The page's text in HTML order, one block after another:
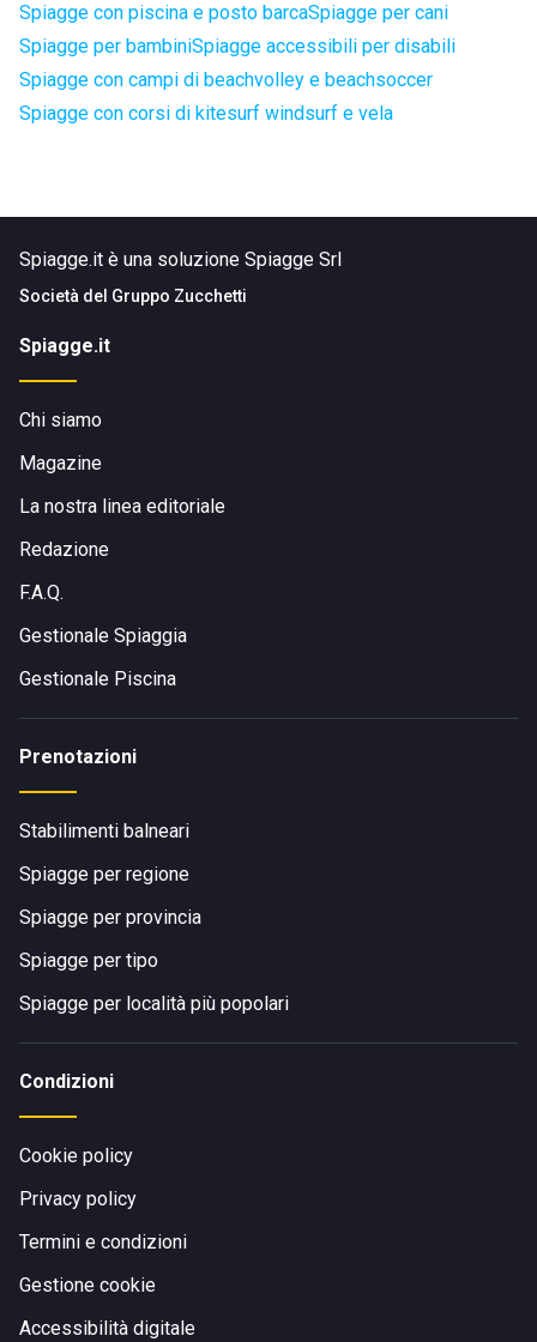
Spiagge con piscina e posto barcaSpiagge per cani
Spiagge per bambiniSpiagge accessibili per disabili
Spiagge con campi di beachvolley e beachsoccer
Spiagge con corsi di kitesurf windsurf e vela
Spiagge.it è una soluzione Spiagge Srl
Società del Gruppo Zucchetti
Spiagge.it
Chi siamo
Magazine
La nostra linea editoriale
Redazione
F.A.Q.
Gestionale Spiaggia
Gestionale Piscina
Prenotazioni
Stabilimenti balneari
Spiagge per regione
Spiagge per provincia
Spiagge per tipo
Spiagge per località più popolari
Condizioni
Cookie policy
Privacy policy
Termini e condizioni
Gestione cookie
Accessibilità digitale